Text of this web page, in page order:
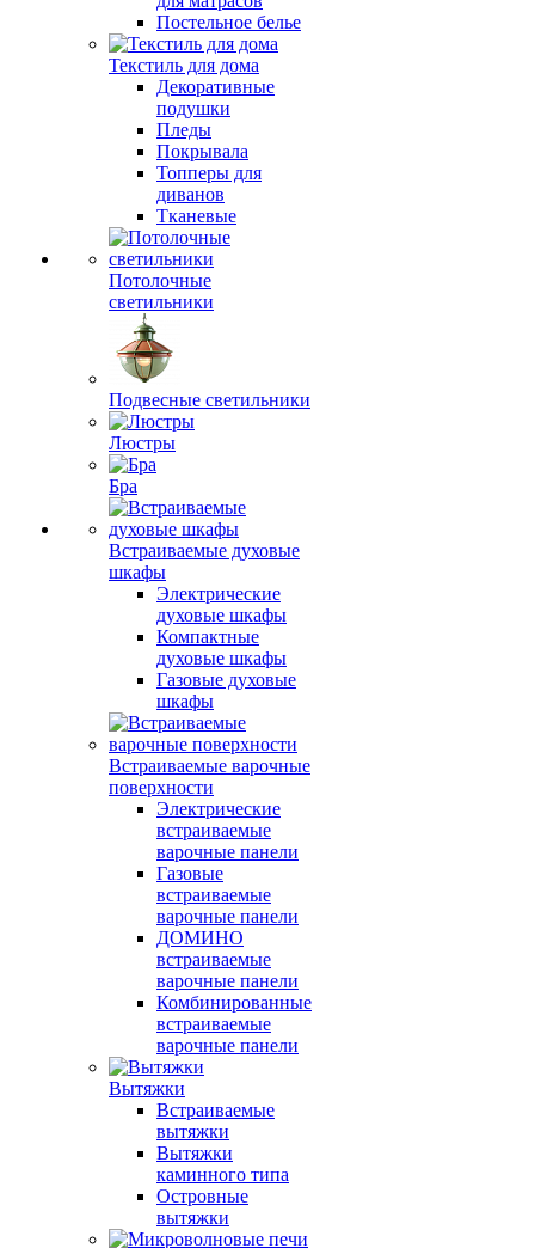
Постельное белье
Текстиль для дома
Декоративные
подушки
Пледы
Покрывала
Топперы для
диванов
Тканевые
Потолочные
светильники
Подвесные светильники
Люстры
Бра
Встраиваемые духовые
шкафы
Электрические
духовые шкафы
Компактные
духовые шкафы
Газовые духовые
шкафы
Встраиваемые варочные
поверхности
Электрические
встраиваемые
варочные панели
Газовые
встраиваемые
варочные панели
ДОМИНО
встраиваемые
варочные панели
Комбинированные
встраиваемые
варочные панели
Вытяжки
Встраиваемые
вытяжки
Вытяжки
каминного типа
Островные
вытяжки